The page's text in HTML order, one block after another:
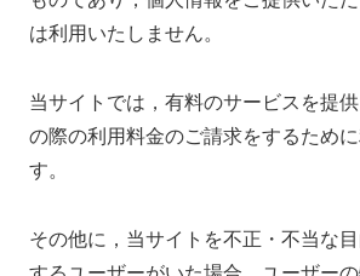
は利用いたしません。
当サイトでは，有料のサービスを提
の際の利用料金のご請求をするため
す。
その他に，当サイトを不正・不当な